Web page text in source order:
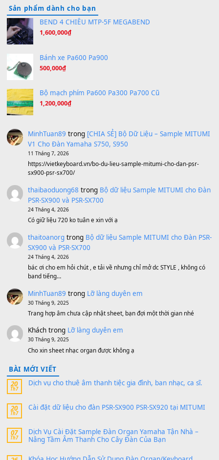
Hãy nói với em - Mỹ Tâm - Bằng Kiều
Hương Ngọc Lan (8.251)
Tiếng Đàn Hàm Oan
Under Pressure (8.164)
A Long December
Ta Sẽ Trở Lại (8.155)
Ông Hoàng Bảy
Avenged Sevenfold - Buried Alive (8.109)
Sản phẩm dành cho bạn
BEND 4 CHIỀU MTP-5F MEGABEND
Bánh xe Pa600 Pa900
500,000 ₫
Bộ mạch phím Pa600 Pa300 Pa700 Cũ
1,200,000
MinhTuan89trong[CHIA SẺ] Bộ Dữ Liệu – Sample
V1 Cho Đàn Yamaha S750, S950
11 Tháng 7, 2026
https://vietkeyboard.vn/bo-du-lieu-sample-mitumi-cho-dan-
sx900-psr-sx700/
thaibaoduong68trong
Bộ dữ liệu Sample MITUMI
PSR-SX900 và PSR-SX700
24 Tháng 4, 2026
Có giữ liệu 720 ko tuân e xin với ạ
thaitoanorgtrongBộ dữ liệu Sample MITUMI cho Đàn
24 Tháng 4, 2026
bác ơi cho em hỏi chút , e tải về nhưng chỉ mở dc STYLE ,